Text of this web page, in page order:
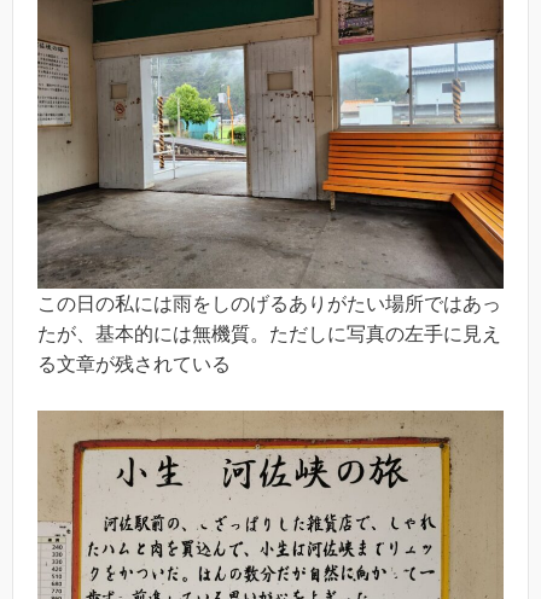
この日の私には雨をしのげるありがたい場所ではあっ
たが、基本的には無機質。ただしに写真の左手に見え
る文章が残されている